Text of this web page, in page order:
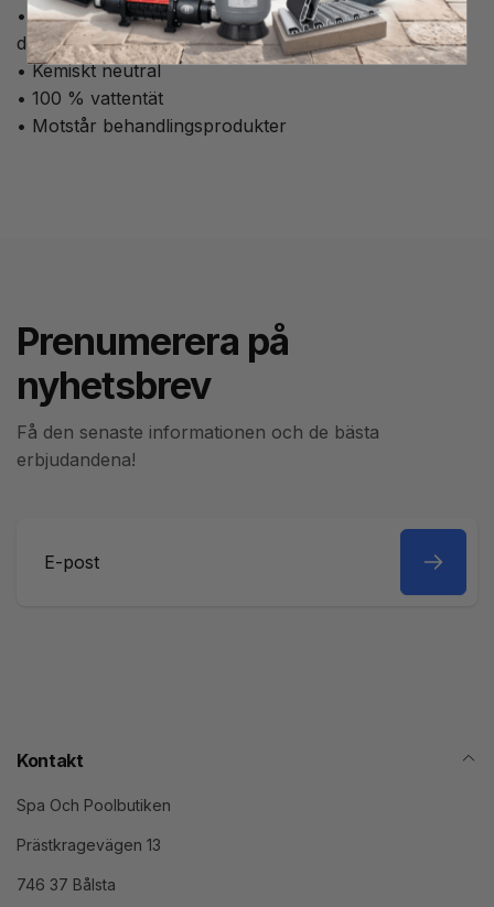
• Skyddar och smörjer ventiler, tätningar eller andra
delar i torr eller fuktig miljö
• Kemiskt neutral
• 100 % vattentät
• Motstår behandlingsprodukter
Prenumerera på
nyhetsbrev
Få den senaste informationen och de bästa
erbjudandena!
Kontakt
Spa Och Poolbutiken
Prästkragevägen 13
746 37 Bålsta